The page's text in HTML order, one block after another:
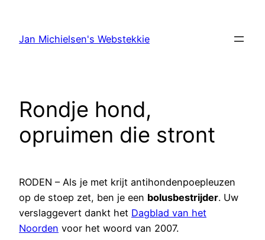
Jan Michielsen's Webstekkie
Rondje hond,
opruimen die stront
RODEN – Als je met krijt antihondenpoepleuzen
op de stoep zet, ben je een bolusbestrijder. Uw
verslaggevert dankt het Dagblad van het
Noorden voor het woord van 2007.